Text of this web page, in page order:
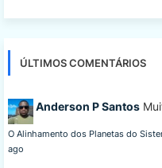
ÚLTIMOS COMENTÁRIOS
Anderson P Santos
O Alinhamento dos Planetas do
ago